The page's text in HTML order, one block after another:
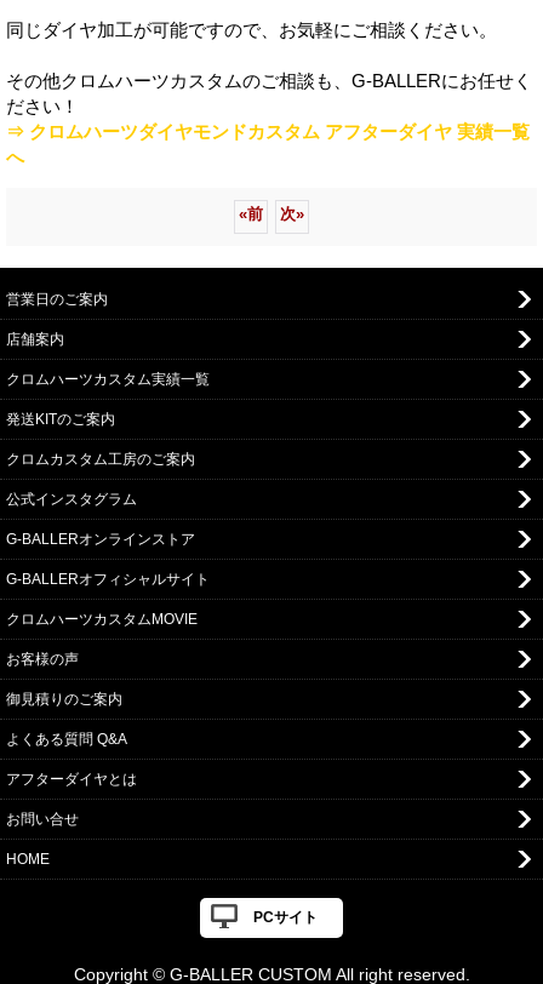
同じダイヤ加工が可能ですので、お気軽にご相談ください。
その他クロムハーツカスタムのご相談も、G-BALLERにお任せく
ださい！
⇒ クロムハーツダイヤモンドカスタム アフターダイヤ 実績一覧
へ
«前 次»
営業日のご案内
店舗案内
クロムハーツカスタム実績一覧
発送KITのご案内
クロムカスタム工房のご案内
公式インスタグラム
G-BALLERオンラインストア
G-BALLERオフィシャルサイト
クロムハーツカスタムMOVIE
お客様の声
御見積りのご案内
よくある質問 Q&A
アフターダイヤとは
お問い合せ
HOME
PCサイト
Copyright © G-BALLER CUSTOM All right reserved.